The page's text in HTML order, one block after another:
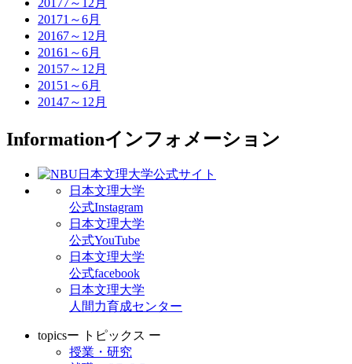
20171～6月
20167～12月
20161～6月
20157～12月
20151～6月
20147～12月
Informationインフォメーション
日本文理大学
公式Instagram
日本文理大学
公式YouTube
日本文理大学
公式facebook
日本文理大学
人間力育成センター
topicsー トピックス ー
授業・研究